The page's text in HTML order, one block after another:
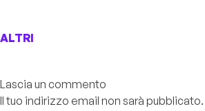
ALTRI
Lascia un commento
Il tuo indirizzo email non sarà pubblicato.